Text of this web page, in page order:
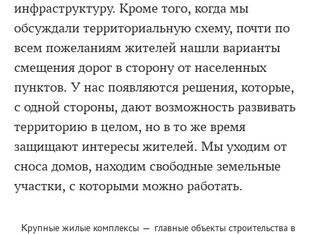
инфраструктуру. Кроме того, когда мы
обсуждали территориальную схему, почти по
всем пожеланиям жителей нашли варианты
смещения дорог в сторону от населенных
пунктов. У нас появляются решения, которые,
с одной стороны, дают возможность развивать
территорию в целом, но в то же время
защищают интересы жителей. Мы уходим от
сноса домов, находим свободные земельные
участки, с которыми можно работать.
Крупные жилые комплексы — главные объекты строительства в